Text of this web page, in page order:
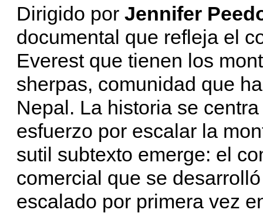
Dirigido por Jennifer
documental que refleja el
Everest que tienen los
sherpas, comunidad que
Nepal. La historia se
esfuerzo por escalar la
sutil subtexto emerge: el
comercial que se
escalado por primera vez